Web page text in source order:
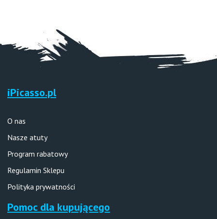
iPicasso.pl
O nas
Nasze atuty
Program rabatowy
Regulamin Sklepu
Polityka prywatności
Pomoc dla kupującego